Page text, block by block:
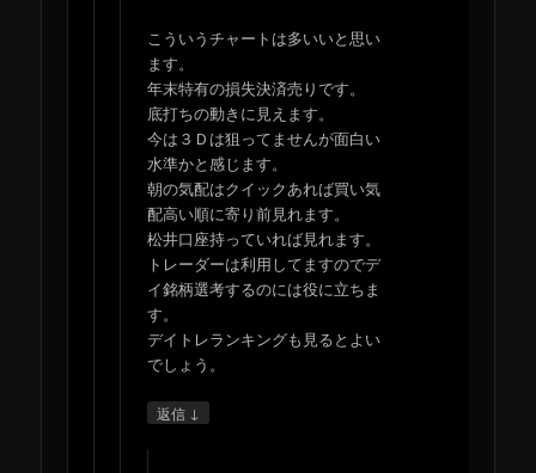
こういうチャートは多いいと思い
ます。
年末特有の損失決済売りです。
底打ちの動きに見えます。
今は３Ｄは狙ってませんが面白い
水準かと感じます。
朝の気配はクイックあれば買い気
配高い順に寄り前見れます。
松井口座持っていれば見れます。
トレーダーは利用してますのでデ
イ銘柄選考するのには役に立ちま
す。
デイトレランキングも見るとよい
でしょう。
返信 ↓